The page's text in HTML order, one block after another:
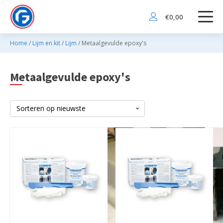
€0,00
Home / Lijm en kit/ Lijm / Metaalgevulde epoxy's
Metaalgevulde epoxy's